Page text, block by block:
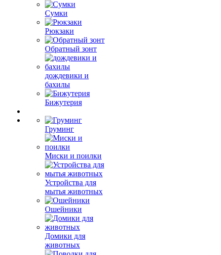
Сумки
Рюкзаки
Обратный зонт
дождевики и
бахилы
Бижутерия
Груминг
Миски и поилки
Устройства для
мытья животных
Ошейники
Домики для
животных